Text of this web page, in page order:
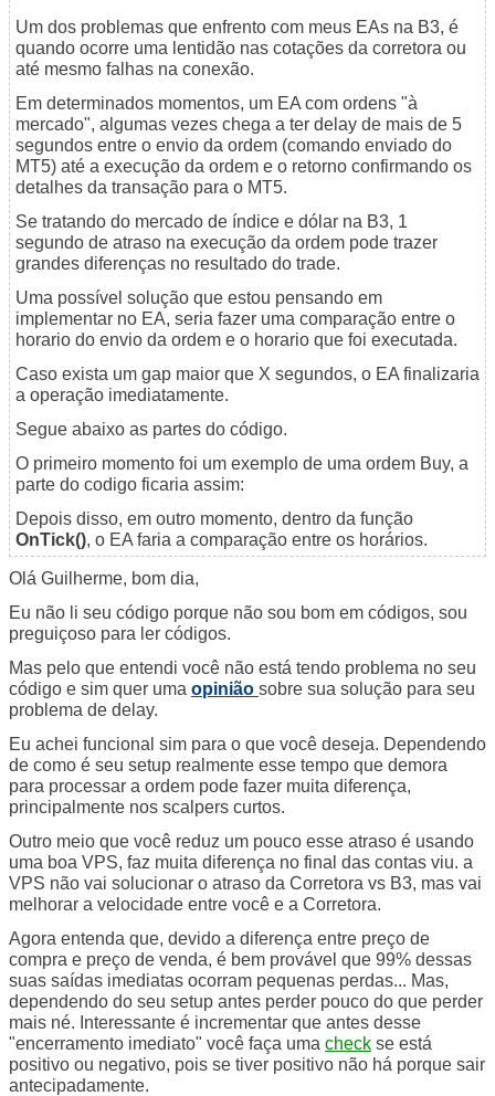
Um dos problemas que enfrento com meus EAs na B3, é
quando ocorre uma lentidão nas cotações da corretora ou
até mesmo falhas na conexão.
Em determinados momentos, um EA com ordens "à
mercado", algumas vezes chega a ter delay de mais de 5
segundos entre o envio da ordem (comando enviado do
MT5) até a execução da ordem e o retorno confirmando os
detalhes da transação para o MT5.
Se tratando do mercado de índice e dólar na B3, 1
segundo de atraso na execução da ordem pode trazer
grandes diferenças no resultado do trade.
Uma possível solução que estou pensando em
implementar no EA, seria fazer uma comparação entre o
horario do envio da ordem e o horario que foi executada.
Caso exista um gap maior que X segundos, o EA finalizaria
a operação imediatamente.
Segue abaixo as partes do código.
O primeiro momento foi um exemplo de uma ordem Buy, a
parte do codigo ficaria assim:
Depois disso, em outro momento, dentro da função
OnTick(), o EA faria a comparação entre os horários.
Olá Guilherme, bom dia,
Eu não li seu código porque não sou bom em códigos, sou
preguiçoso para ler códigos.
Mas pelo que entendi você não está tendo problema no seu
código e sim quer uma opinião sobre sua solução para seu
problema de delay.
Eu achei funcional sim para o que você deseja. Dependendo
de como é seu setup realmente esse tempo que demora
para processar a ordem pode fazer muita diferença,
principalmente nos scalpers curtos.
Outro meio que você reduz um pouco esse atraso é usando
uma boa VPS, faz muita diferença no final das contas viu. a
VPS não vai solucionar o atraso da Corretora vs B3, mas vai
melhorar a velocidade entre você e a Corretora.
Agora entenda que, devido a diferença entre preço de
compra e preço de venda, é bem provável que 99% dessas
suas saídas imediatas ocorram pequenas perdas... Mas,
dependendo do seu setup antes perder pouco do que perder
mais né. Interessante é incrementar que antes desse
"encerramento imediato" você faça uma check se está
positivo ou negativo, pois se tiver positivo não há porque sair
antecipadamente.